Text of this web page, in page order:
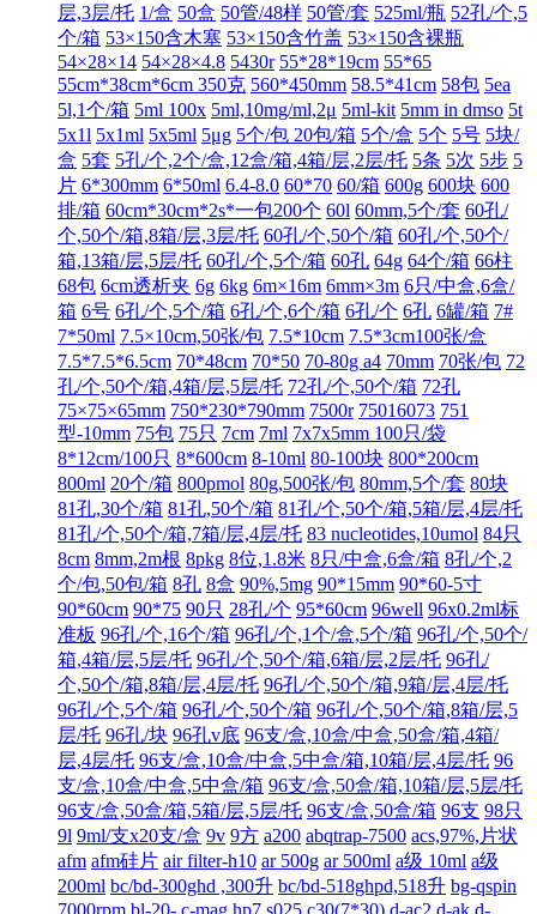
层,3层/托 1/盒 50盒 50管/48样 50管/套 525ml/瓶 52孔/个,5
个/箱 53×150含木塞 53×150含竹盖 53×150含裸瓶
54×28×14 54×28×4.8 5430r 55*28*19cm 55*65
55cm*38cm*6cm 350克 560*450mm 58.5*41cm 58包 5ea
5l,1个/箱 5ml 100x 5ml,10mg/ml,2μ 5ml-kit 5mm in dmso 5t
5x1l 5x1ml 5x5ml 5μg 5个/包 20包/箱 5个/盒 5个 5号 5块/
盒 5套 5孔/个,2个/盒,12盒/箱,4箱/层,2层/托 5条 5次 5步 5
片 6*300mm 6*50ml 6.4-8.0 60*70 60/箱 600g 600块 600
排/箱 60cm*30cm*2s*一包200个 60l 60mm,5个/套 60孔/
个,50个/箱,8箱/层,3层/托 60孔/个,50个/箱 60孔/个,50个/
箱,13箱/层,5层/托 60孔/个,5个/箱 60孔 64g 64个/箱 66柱
68包 6cm透析夹 6g 6kg 6m×16m 6mm×3m 6只/中盒,6盒/
箱 6号 6孔/个,5个/箱 6孔/个,6个/箱 6孔/个 6孔 6罐/箱 7#
7*50ml 7.5×10cm,50张/包 7.5*10cm 7.5*3cm100张/盒
7.5*7.5*6.5cm 70*48cm 70*50 70-80g a4 70mm 70张/包 72
孔/个,50个/箱,4箱/层,5层/托 72孔/个,50个/箱 72孔
75×75×65mm 750*230*790mm 7500r 75016073 751
型-10mm 75包 75只 7cm 7ml 7x7x5mm 100只/袋
8*12cm/100只 8*600cm 8-10ml 80-100块 800*200cm
800ml 20个/箱 800pmol 80g,500张/包 80mm,5个/套 80块
81孔,30个/箱 81孔,50个/箱 81孔/个,50个/箱,5箱/层,4层/托
81孔/个,50个/箱,7箱/层,4层/托 83 nucleotides,10umol 84只
8cm 8mm,2m根 8pkg 8位,1.8米 8只/中盒,6盒/箱 8孔/个,2
个/包,50包/箱 8孔 8盒 90%,5mg 90*15mm 90*60-5寸
90*60cm 90*75 90只 28孔/个 95*60cm 96well 96x0.2ml标
准板 96孔/个,16个/箱 96孔/个,1个/盒,5个/箱 96孔/个,50个/
箱,4箱/层,5层/托 96孔/个,50个/箱,6箱/层,2层/托 96孔/
个,50个/箱,8箱/层,4层/托 96孔/个,50个/箱,9箱/层,4层/托
96孔/个,5个/箱 96孔/个,50个/箱 96孔/个,50个/箱,8箱/层,5
层/托 96孔/块 96孔v底 96支/盒,10盒/中盒,50盒/箱,4箱/
层,4层/托 96支/盒,10盒/中盒,5中盒/箱,10箱/层,4层/托 96
支/盒,10盒/中盒,5中盒/箱 96支/盒,50盒/箱,10箱/层,5层/托
96支/盒,50盒/箱,5箱/层,5层/托 96支/盒,50盒/箱 96支 98只
9l 9ml/支x20支/盒 9v 9方 a200 abqtrap-7500 acs,97%,片状
afm afm硅片 air filter-h10 ar 500g ar 500ml a级 10ml a级
200ml bc/bd-300ghd ,300升 bc/bd-518ghpd,518升 bg-qspin
7000rpm bl-20- c-mag hp7 s025 c30(7*30) d-ac2 d-ak d-